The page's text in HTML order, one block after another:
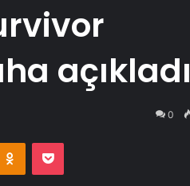
açıkladı
0
Odnoklassniki
Pocket